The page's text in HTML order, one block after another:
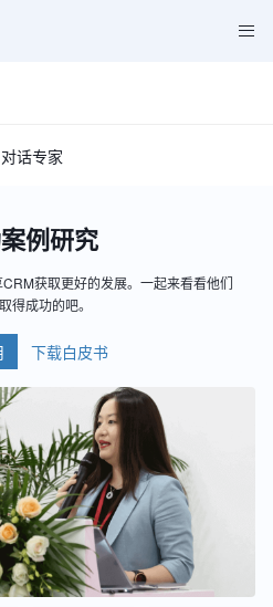
对话专家
例研究
获取更好的发展。一起来看看他们
得成功的吧。
下载白皮书